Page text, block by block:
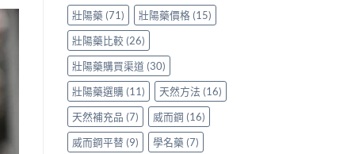
指
南〉
中
享〉
中
壯陽藥 (71) 壯陽藥價格(15)
壯陽藥比較 (26)
壯陽藥購買渠道 (30)
壯陽藥選購(11) 天然方法 (16)
天然補充品 (7) 威而鋼 (16)
威而鋼平替 (9) 學名藥 (7)